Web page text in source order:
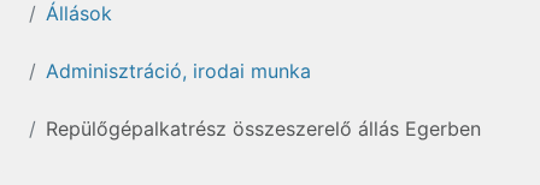
Állások
Adminisztráció, irodai munka
Repülőgépalkatrész összeszerelő állás Egerben